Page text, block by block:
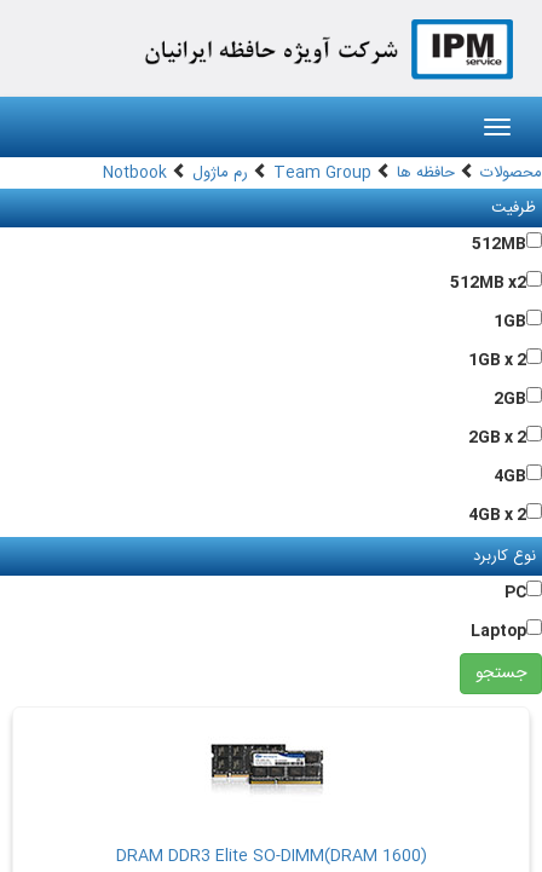
محصولات حافظه ها Team Group رم ماژول
Notbook
ظرفیت
512MB
512MB x2
1GB
1GB x 2
2GB
2GB x 2
4GB
4GB x 2
نوع کاربرد
PC
Laptop
(DRAM DDR3 Elite SO-DIMM(DRAM 1600